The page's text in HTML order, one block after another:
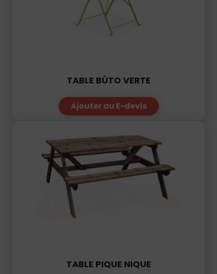
TABLE BÙTO VERTE
Ajouter au E-devis
TABLE PIQUE NIQUE